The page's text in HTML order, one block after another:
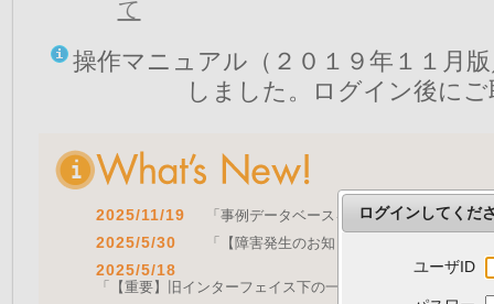
て
操作マニュアル（２０１９年１１月
しました。ログイン後に
2025/11/19 「事例データベースを公開しました」 をア
2025/5/30 「【障害発生のお知らせ｜復旧済み】Web
2025/5/18
「【重要】旧インターフェイス下の一部機能の停止につい
ログインしてくだ
ユーザID